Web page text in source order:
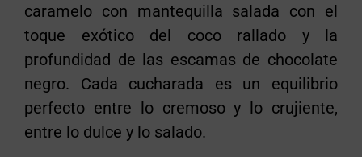
caramelo con mantequilla salada con el
toque exótico del coco rallado y la
profundidad de las escamas de chocolate
negro. Cada cucharada es un equilibrio
perfecto entre lo cremoso y lo crujiente,
entre lo dulce y lo salado.